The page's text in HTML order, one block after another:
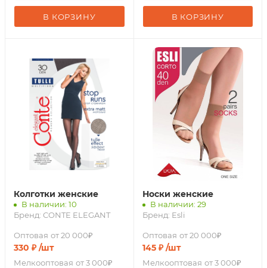
В КОРЗИНУ В КОРЗИНУ
Колготки женские
В наличии: 10
Бренд: CONTE ELEGANT
Оптовая от 20 000₽
330 ₽ /шт
Мелкооптовая от 3 000₽
Носки женские
В наличии: 29
Бренд: Esli
Оптовая от 20 000₽
145₽ /шт
Мелкооптовая от 3 000₽